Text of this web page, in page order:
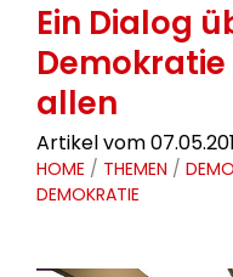
Ein Dialog
allen
Artikel vom
HOME / THEMEN /
DEMOKRATIE